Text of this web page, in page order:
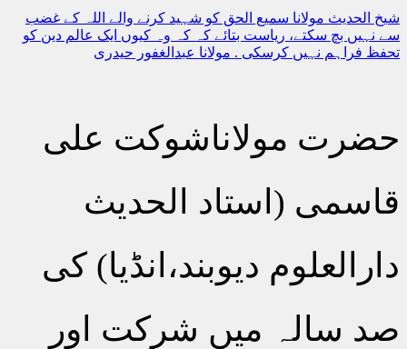
شیخ الحدیث مولانا سمیع الحق کو شہید کرنے والے اللہ کے غضب
سے نہیں بچ سکتے، ریاست بتائے کہ کہ وہ کیوں ایک عالم دین کو
تحفظ فراہم نہیں کرسکی . مولانا عبدالغفور حیدری
حضرت مولاناشوکت علی
قاسمی (استاد الحدیث
دارالعلوم دیوبند،انڈیا) کی
صد سالہ میں شرکت اور